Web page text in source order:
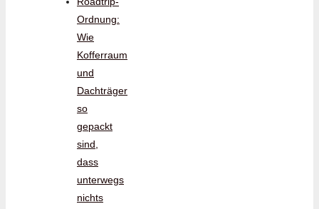
Ordnung:
Wie
Kofferraum
und
Dachträger
so
gepackt
sind,
dass
unterwegs
nichts